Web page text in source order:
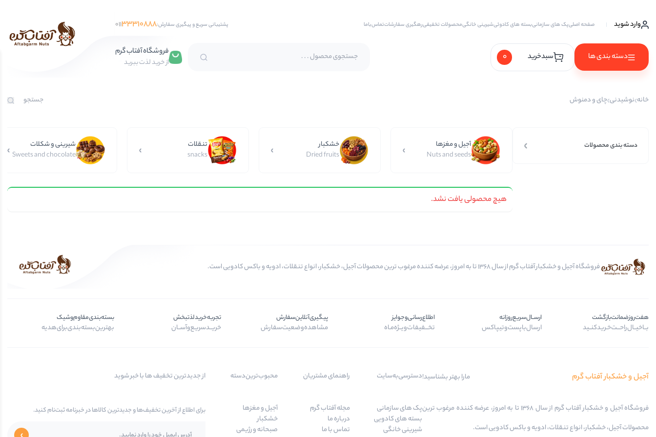
وارد شوید صفحه اصلیپک های سازمانیبسته های کادوئیشیرینی خانگیمحصولات تخفیفیرهگیری سفارشاتتماس‌با‌ما پشتیبانی سریع و پیگیری سفارش: 01133310888
دسته بندی ها
آجیل سه مغز
بادام هندی
بادام درختی
تخمه هندوانه
سبدخرید 0 فروشگاه آفتاب گرم
از خرید لذت ببرید
خانه نوشیدنی چای و دمنوش
دسته بندی محصولات
آجیل و مغزها
Nuts and seeds
خشکبار
Dried fruits
تنقلات
snacks
شیرینی و شکلات
Sweets and chocolate
هیچ محصولی یافت نشد.
فروشگاه آجیل و خشکبار آفتاب گرم از سال 1368 تا به امروز، عرضه کننده مرغوب ترین محصولات آجیل، خشکبار، انواع تنقلات، ادویه و باکس کادویی است.
هفت‌روز‌ضمانت‌بازگشت
بــا‌خیــال‌راحـــت‌خـرید‌کنــید
ارســال‌سریع‌روزانه
ارسال‌با‌پست‌و‌تیپاکس
اطلاع‌رسانی‌و‌جوایز
تخـــفیفات‌ویــژه‌مـاه
پیگیری‌آنلاین‌سفارش
مشاهده‌وضعیت‌سفارش
تجربه‌خرید‌لذتبخش
خریــد‌سریـع‌و‌آســان
بسته‌بندی‌مقاوم‌وشیک
بهترین‌بسته‌بندی‌برای‌هدیه
آجیل و خشکبار آفتاب گرم مارا بهتر بشناسید!
فروشگاه آجیل و خشکبار آفتاب گرم از سال 1368 تا به امروز، عرضه کننده مرغوب ترین
محصولات آجیل، خشکبار، انواع تنقلات، ادویه و باکس کادویی است.
دسترسی‌به‌سایت
پک های سازمانی
بسته های کادویی
شیرینی خانگی
راهنمای مشتریان
مجله آفتاب گرم
درباره ما
تماس با ما
محبوب‌ترین‌دسته‌
آجیل و مغزها
خشکبار
صبحانه و رژیمی
از جدیدترین تخفیف ها با خبر شوید
برای اطلاع از آخرین تخفیف‌ها و جدیدترین کالاها در خبرنامه ثبت‌نام کنید.